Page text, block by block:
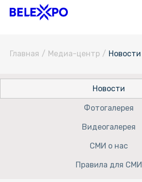
Главная / Медиа-центр / Новости
Новости
Фотогалерея
Видеогалерея
СМИ о нас
Правила для СМИ